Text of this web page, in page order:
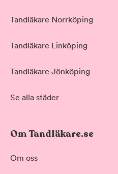
Behandling
Tandläkare Norrköping
Tandläkare Linköping
Tandläkare Jönköping
Se alla städer
Om Tandläkare.se
Om oss